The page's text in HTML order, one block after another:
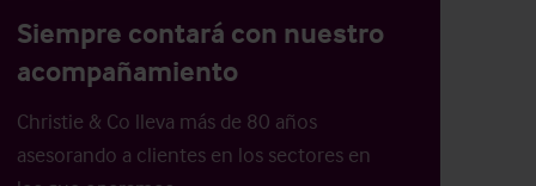
Siempre contará con nuestro
acompañamiento
Christie & Co lleva más de 80 años
asesorando a clientes en los sectores en